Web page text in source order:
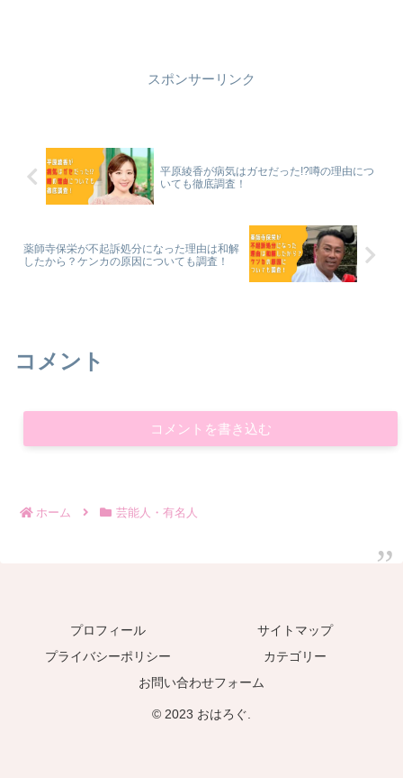
スポンサーリンク
平原綾香が病気はガセだった!?噂の理由につ
いても徹底調査！
薬師寺保栄が不起訴処分になった理由は和解
したから？ケンカの原因についても調査！
コメント
コメントを書き込む
ホーム 芸能人・有名人
プロフィール
サイトマップ
プライバシーポリシー
カテゴリー
お問い合わせフォーム
© 2023 おはろぐ.